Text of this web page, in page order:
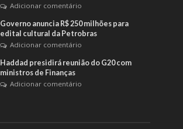
Adicionar comentário
Governo anuncia R$ 250 milhões para
edital cultural da Petrobras
Adicionar comentário
Haddad presidirá reunião do G20 com
ministros de Finanças
Adicionar comentário